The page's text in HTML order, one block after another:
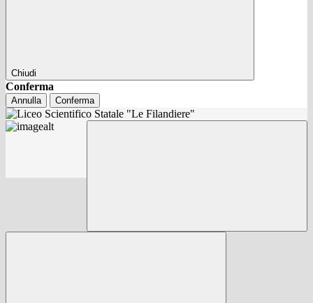
Chiudi
Conferma
Annulla Conferma